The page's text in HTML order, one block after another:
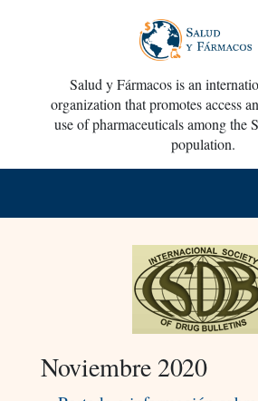
Salud y Fármacos is an
organization that promotes access
use of pharmaceuticals among the
population.
Noviembre 2020